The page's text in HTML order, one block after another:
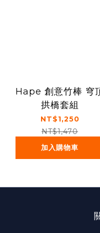
Hape 創意竹棒 穹
拱橋套組
NT$1,250
NT$1,470
加入購物車